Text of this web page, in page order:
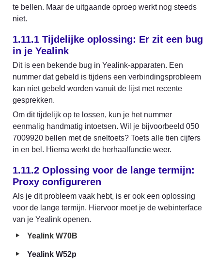
te bellen. Maar de uitgaande oproep werkt nog steeds
niet.
1.11.1 Tijdelijke oplossing: Er zit een bug
in je Yealink
Dit is een bekende bug in Yealink-apparaten. Een
nummer dat gebeld is tijdens een verbindingsprobleem
kan niet gebeld worden vanuit de lijst met recente
gesprekken.
Om dit tijdelijk op te lossen, kun je het nummer
eenmalig handmatig intoetsen. Wil je bijvoorbeeld 050
7009920 bellen met de sneltoets? Toets alle tien cijfers
in en bel. Hierna werkt de herhaalfunctie weer.
1.11.2 Oplossing voor de lange termijn:
Proxy configureren
Als je dit probleem vaak hebt, is er ook een oplossing
voor de lange termijn. Hiervoor moet je de webinterface
van je Yealink openen.
‣ Yealink W70B
‣ Yealink W52p